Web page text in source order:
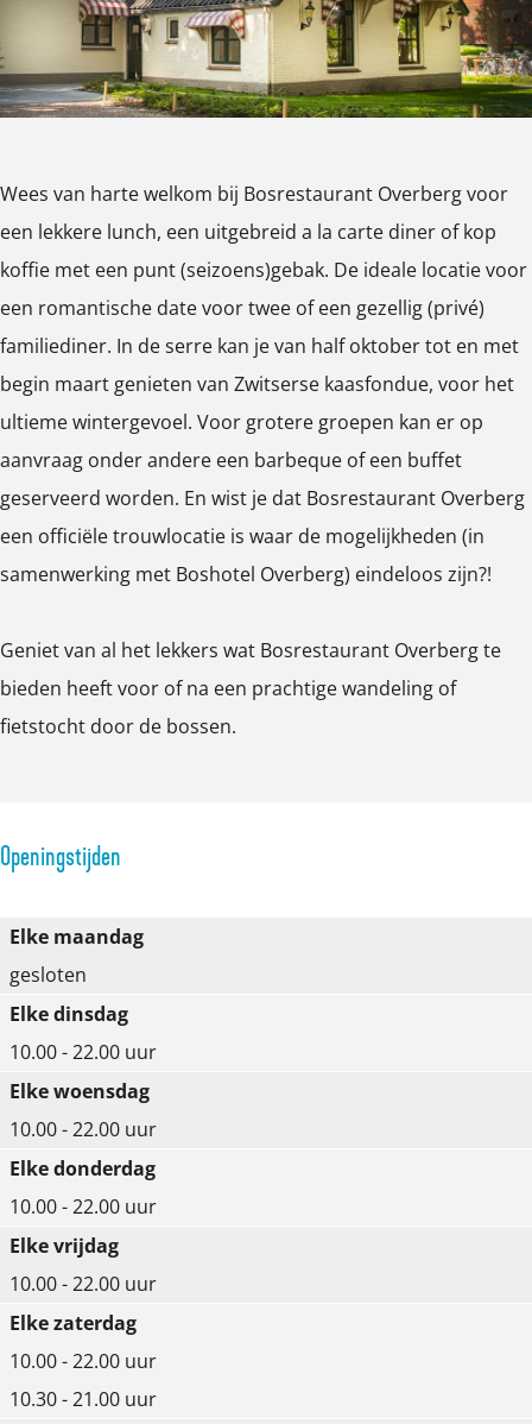
a
n
t
O
e
r
b
e
r
g
u
r
a
n
O
v
e
r
b
e
r
g
a
u
r
a
t
O
v
e
r
b
e
r
g
a
n
t
O
e
r
b
e
r
g
t
a
u
r
n
t
O
v
e
r
b
e
r
g
Wees van harte welkom bij Bosrestaurant Overberg voor
een lekkere lunch, een uitgebreid a la carte diner of kop
koffie met een punt (seizoens)gebak. De ideale locatie voor
een romantische date voor twee of een gezellig (privé)
familiediner. In de serre kan je van half oktober tot en met
begin maart genieten van Zwitserse kaasfondue, voor het
ultieme wintergevoel. Voor grotere groepen kan er op
aanvraag onder andere een barbeque of een buffet
geserveerd worden. En wist je dat Bosrestaurant Overberg
een officiële trouwlocatie is waar de mogelijkheden (in
samenwerking met Boshotel Overberg) eindeloos zijn?!
Geniet van al het lekkers wat Bosrestaurant Overberg te
bieden heeft voor of na een prachtige wandeling of
fietstocht door de bossen.
Openingstijden
Elke maandag
gesloten
Elke dinsdag
10.00 - 22.00 uur
Elke woensdag
10.00 - 22.00 uur
Elke donderdag
10.00 - 22.00 uur
Elke vrijdag
10.00 - 22.00 uur
Elke zaterdag
10.00 - 22.00 uur
10.30 - 21.00 uur